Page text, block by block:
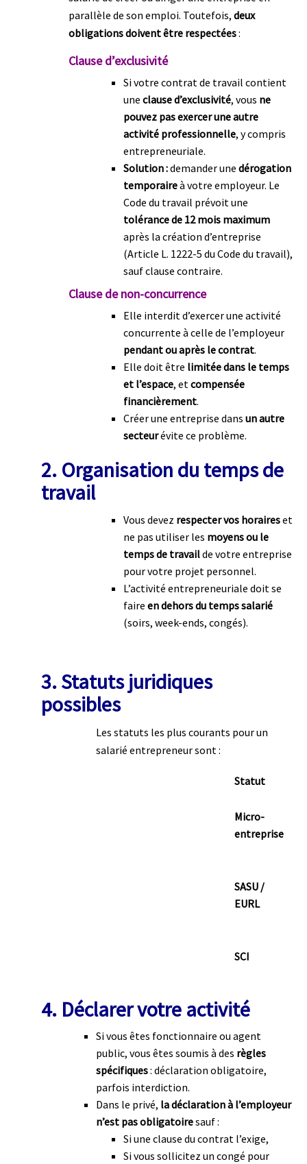
parallèle de son emploi. Toutefois, deux
obligations doivent être respectées:
Clause d’exclusivité
Si votre contrat de travail contient
une clause d’exclusivité, vous ne
pouvez pas exercer une autre
activité professionnelle, y compris
entrepreneuriale.
Solution :demander une dérogation
temporaireà votre employeur. Le
Code du travail prévoit une
tolérance de 12 mois maximum
après la création d’entreprise
(Article L. 1222-5 du Code du travail),
sauf clause contraire.
Clause de non-concurrence
Elle interdit d’exercer une activité
concurrente à celle de l’employeur
pendant ou après le contrat.
Elle doit être limitée dans le temps
et l’espace, etcompensée
financièrement.
Créer une entreprise dans un autre
secteurévite ce problème.
2. Organisation du temps de
travail
Vous devez respecter vos horaireset
ne pas utiliser les moyens ou le
temps de travailde votre entreprise
pour votre projet personnel.
L’activité entrepreneuriale doit se
faire en dehors du temps salarié
(soirs, week-ends, congés).
3. Statuts juridiques
possibles
Les statuts les plus courants pour un
salarié entrepreneur sont :
Statut
Micro-
entreprise
SASU /
EURL
SCI
4. Déclarer votre activité
Si vous êtes fonctionnaire ou agent
public, vous êtes soumis à des règles
spécifiques: déclaration obligatoire,
parfois interdiction.
Dans le privé, la déclaration à l’employeur
n’est pas obligatoiresauf :
Si une clause du contrat l’exige,
Si vous sollicitez un congé pour